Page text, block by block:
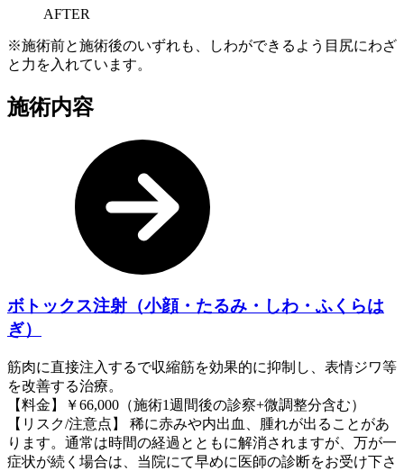
AFTER
※施術前と施術後のいずれも、しわができるよう目尻にわざ
と力を入れています。
施術内容
ボトックス注射（小顔・たるみ・しわ・ふくらは
ぎ）
筋肉に直接注入するで収縮筋を効果的に抑制し、表情ジワ等
を改善する治療。
【料金】￥66,000（施術1週間後の診察+微調整分含む）
【リスク/注意点】 稀に赤みや内出血、腫れが出ることがあ
ります。通常は時間の経過とともに解消されますが、万が一
症状が続く場合は、当院にて早めに医師の診断をお受け下さ